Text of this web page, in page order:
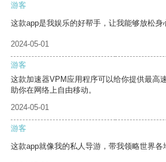
游客
这款app是我娱乐的好帮手，让我能够放松身
2024-05-01
游客
这款加速器VPM应用程序可以给你提供最高
助你在网络上自由移动。
2024-05-01
游客
这款app就像我的私人导游，带我领略世界各